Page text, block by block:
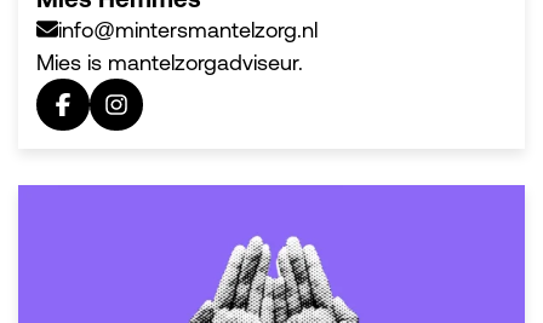
info@mintersmantelzorg.nl
Mies is mantelzorgadviseur.